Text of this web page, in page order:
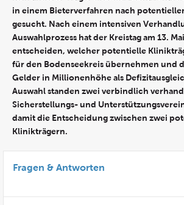
in einem Bieterverfahren nach
gesucht. Nach einem intensiven
Auswahlprozess hat der Kreistag am 13.
entscheiden, welcher potentielle
für den Bodenseekreis übernehmen und
Gelder in Millionenhöhe als
Auswahl standen zwei verbindlich
Sicherstellungs- und
damit die Entscheidung zwischen zwei
Klinikträgern.
Fragen & Antworten